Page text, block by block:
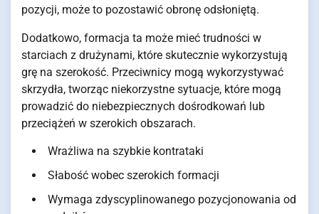
pozycji, może to pozostawić obronę odsłoniętą.
Dodatkowo, formacja ta może mieć trudności w
starciach z drużynami, które skutecznie wykorzystują
grę na szerokość. Przeciwnicy mogą wykorzystywać
skrzydła, tworząc niekorzystne sytuacje, które mogą
prowadzić do niebezpiecznych dośrodkowań lub
przeciążeń w szerokich obszarach.
Wrażliwa na szybkie kontrataki
Słabość wobec szerokich formacji
Wymaga zdyscyplinowanego pozycjonowania od